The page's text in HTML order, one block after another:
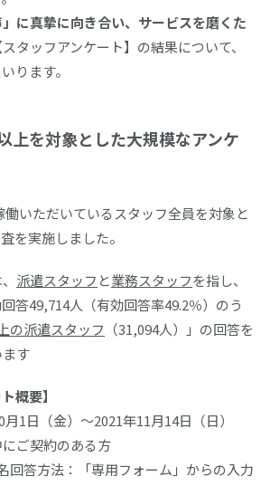
に真摯に向き合い、サービスを磨くた
タッフアンケート】の結果について、
ります。
上を対象とした大規模なアンケ
働いただいているスタッフ全員を対象と
を実施しました。
派遣スタッフ と業務スタッフを指し、
答49,714人（有効回答率49.2％）のう
の派遣スタッフ （31,094人）」の回答を
す
概要】
月1日（金）～2021年11月14日（日）
ご契約のある方
回答方法：「専用フォーム」からの入力